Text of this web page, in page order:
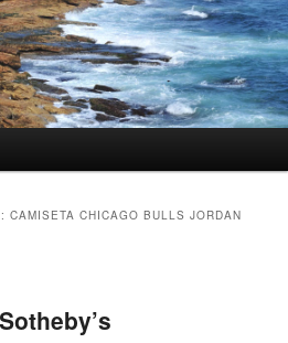
CAMISETA CHICAGO BULLS JORDAN